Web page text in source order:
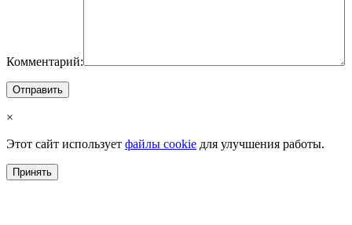
Комментарий:
×
Этот сайт использует файлы cookie для улучшения работы.
Принять